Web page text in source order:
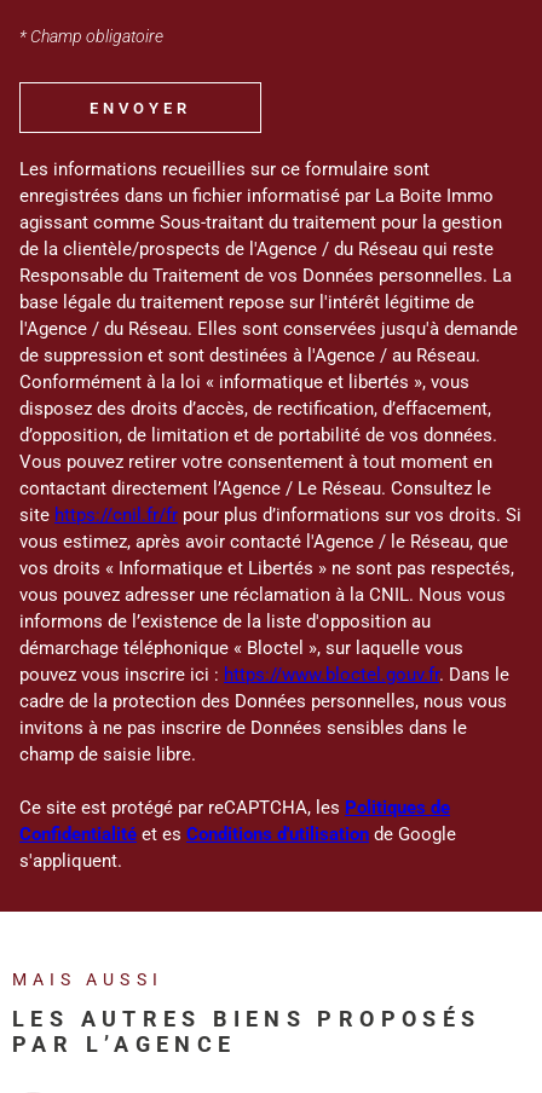
* Champ obligatoire
ENVOYER
Les informations recueillies sur ce formulaire sont
enregistrées dans un fichier informatisé par La Boite Immo
agissant comme Sous-traitant du traitement pour la gestion
de la clientèle/prospects de l'Agence / du Réseau qui reste
Responsable du Traitement de vos Données personnelles. La
base légale du traitement repose sur l'intérêt légitime de
l'Agence / du Réseau. Elles sont conservées jusqu'à demande
de suppression et sont destinées à l'Agence / au Réseau.
Conformément à la loi « informatique et libertés », vous
disposez des droits d’accès, de rectification, d’effacement,
d’opposition, de limitation et de portabilité de vos données.
Vous pouvez retirer votre consentement à tout moment en
contactant directement l’Agence / Le Réseau. Consultez le
site https://cnil.fr/fr pour plus d’informations sur vos droits. Si
vous estimez, après avoir contacté l'Agence / le Réseau, que
vos droits « Informatique et Libertés » ne sont pas respectés,
vous pouvez adresser une réclamation à la CNIL. Nous vous
informons de l’existence de la liste d'opposition au
démarchage téléphonique « Bloctel », sur laquelle vous
pouvez vous inscrire ici : https://www.bloctel.gouv.fr. Dans le
cadre de la protection des Données personnelles, nous vous
invitons à ne pas inscrire de Données sensibles dans le
champ de saisie libre.
Ce site est protégé par reCAPTCHA, les Politiques de
Confidentialité et es Conditions d'utilisation de Google
s'appliquent.
MAIS AUSSI
LES AUTRES BIENS PROPOSÉS
PAR L’AGENCE